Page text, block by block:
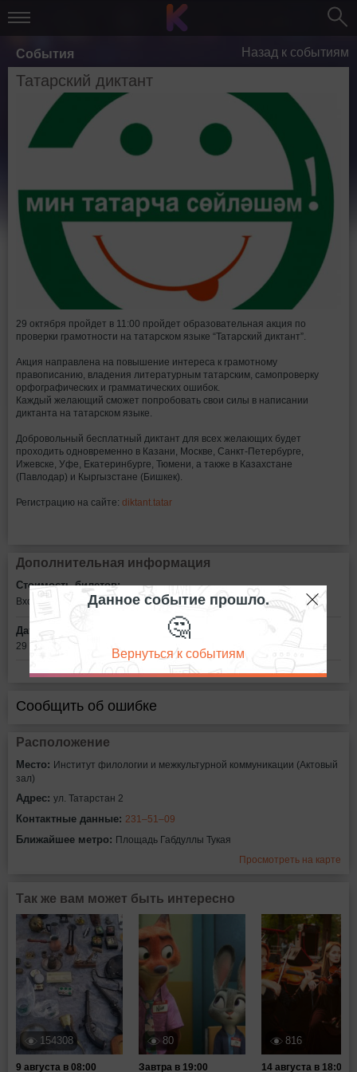
События Назад к событиям
Татарский диктант
29 октября пройдет в 11:00 пройдет образовательная акция по
проверки грамотности на татарском языке “Татарский диктант”.
Акция направлена на повышение интереса к грамотному
правописанию, владения литературным татарским, самопроверку
орфографических и грамматических ошибок.
Каждый желающий сможет попробовать свои силы в написании
диктанта на татарском языке.
Добровольный бесплатный диктант для всех желающих будет
проходить одновременно в Казани, Москве, Санкт-Петербурге,
Ижевске, Уфе, Екатеринбурге, Тюмени, а также в Казахстане
(Павлодар) и Кыргызстане (Бишкек).
Регистрацию на сайте: diktant.tatar
Дополнительная информация
Стоимость билетов:
Вход свободный
Дата:
29 октября в 11:00
Сообщить об ошибке
Расположение
Место: Институт филологии и межкультурной коммуникации (Актовый
зал)
Адрес: ул. Татарстан 2
Контактные данные: 231–51–09
Ближайшее метро: Площадь Габдуллы Тукая
Просмотреть на карте
Так же вам может быть интересно
154308
9 августа в 08:00
80
Завтра в 19:00
816
14 августа в 18:00
Данное событие прошло.
🤔
Вернуться к событиям